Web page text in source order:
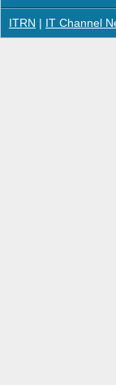
ITRN IT Channel